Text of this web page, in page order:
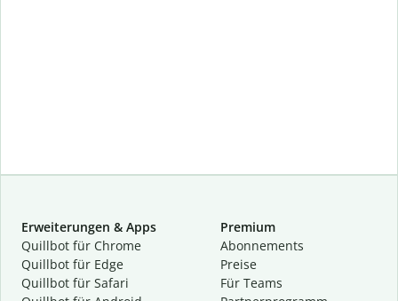
Erweiterungen & Apps
Quillbot für Chrome
Quillbot für Edge
Quillbot für Safari
Premium
Abon­ne­ments
Preise
Für Teams